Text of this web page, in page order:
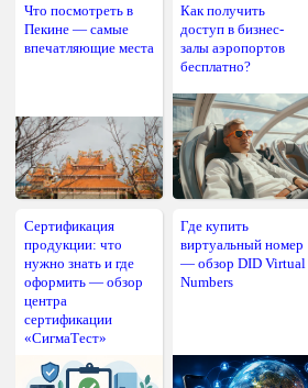
Что посмотреть в
Пекине — самые
впечатляющие места
Как получить
доступ в бизнес-
залы аэропортов
бесплатно?
Сертификация
продукции: что
нужно знать и где
оформить — обзор
центра
сертификации
«СигмаТест»
Где купить
виртуальный номер
— обзор DID Virtual
Numbers